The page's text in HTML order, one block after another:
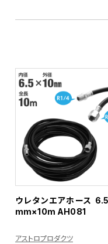
ウレタンエアホース
mm×10m AH081
アストロプロダクツ